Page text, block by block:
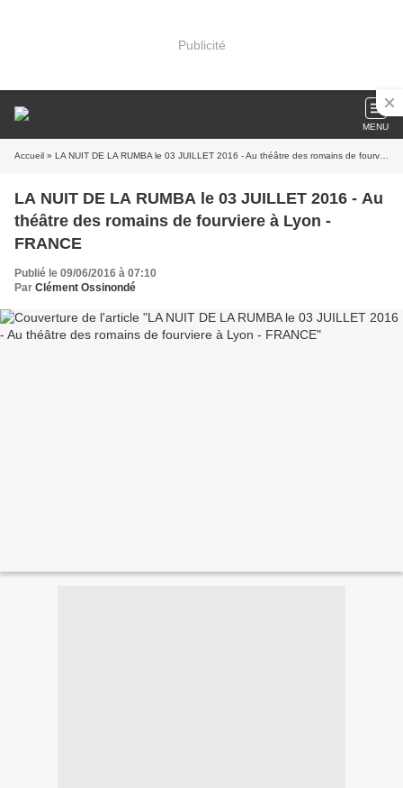
Publicité
MENU
Accueil » LA NUIT DE LA RUMBA le 03 JUILLET 2016 - Au théâtre des romains de fourviere à Lyon - FRANCE
LA NUIT DE LA RUMBA le 03 JUILLET 2016 - Au
théâtre des romains de fourviere à Lyon -
FRANCE
Publié le 09/06/2016 à 07:10
Par Clément Ossinondé